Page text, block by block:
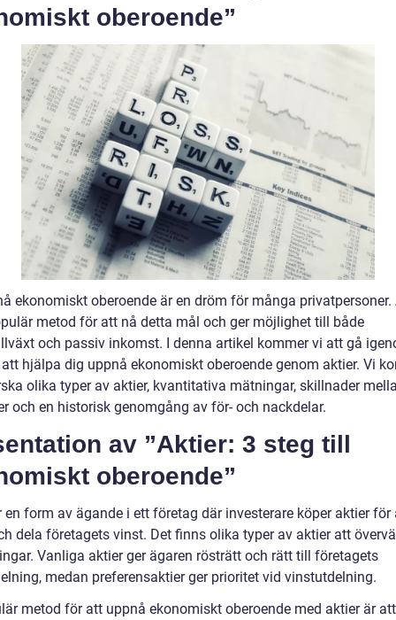
oberoende”
ekonomiskt oberoende är en dröm för många privatpersoner.
metod för att nå detta mål och ger möjlighet till både
och passiv inkomst. I denna artikel kommer vi att gå
hjälpa dig uppnå ekonomiskt oberoende genom aktier. Vi
olika typer av aktier, kvantitativa mätningar, skillnader
och en historisk genomgång av för- och nackdelar.
av ”Aktier: 3 steg till
oberoende”
en form av ägande i ett företag där investerare köper aktier för
dela företagets vinst. Det finns olika typer av aktier att
Vanliga aktier ger ägaren rösträtt och rätt till företagets
medan preferensaktier ger prioritet vid vinstutdelning.
metod för att uppnå ekonomiskt oberoende med aktier är att